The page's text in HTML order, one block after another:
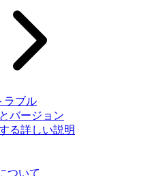
ラブル
バージョン
る詳しい説明
ついて